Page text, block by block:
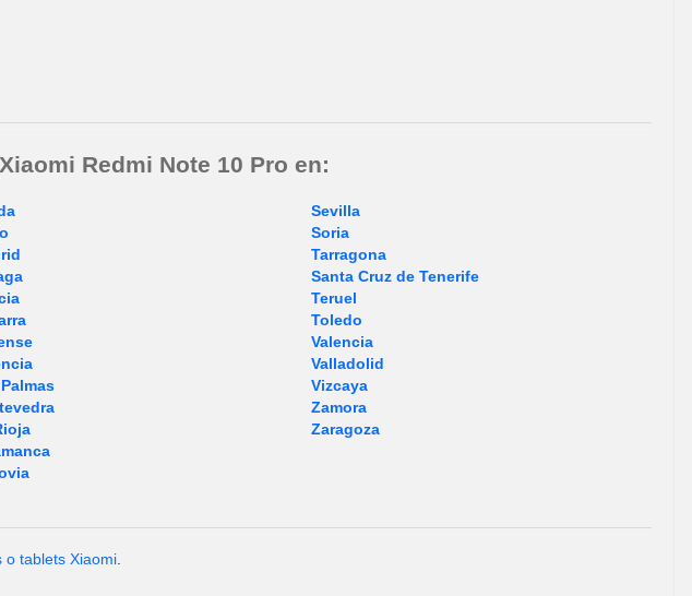
Redmi Note 10 Pro en:
Sevilla
Soria
Tarragona
Santa Cruz de Tenerife
Teruel
Toledo
Valencia
Valladolid
Vizcaya
Zamora
Zaragoza
o tablets Xiaomi